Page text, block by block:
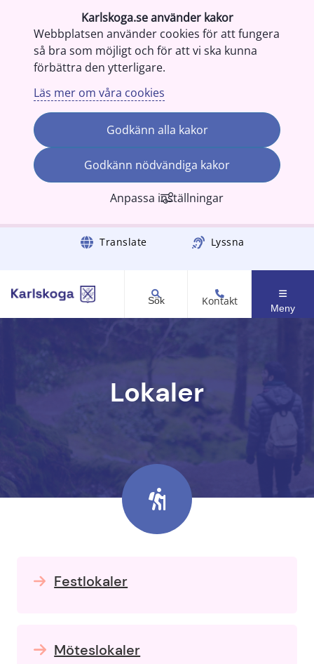
Karlskoga.se använder kakor
Webbplatsen använder cookies för att fungera
så bra som möjligt och för att vi ska kunna
förbättra den ytterligare.
Läs mer om våra cookies
Godkänn alla kakor
Godkänn nödvändiga kakor
Anpassa inställningar
Gå till innehåll Translate Lyssna
Sök Kontakt
Meny
Lokaler
Festlokaler
Möteslokaler